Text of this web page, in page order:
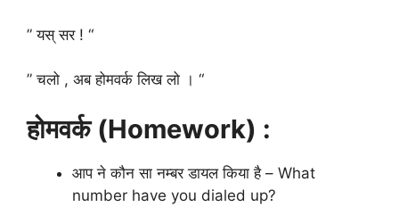
” यस् सर ! “
” चलो , अब होमवर्क लिख लो । “
होमवर्क (Homework) :
आप ने कौन सा नम्बर डायल किया है – What
number have you dialed up?